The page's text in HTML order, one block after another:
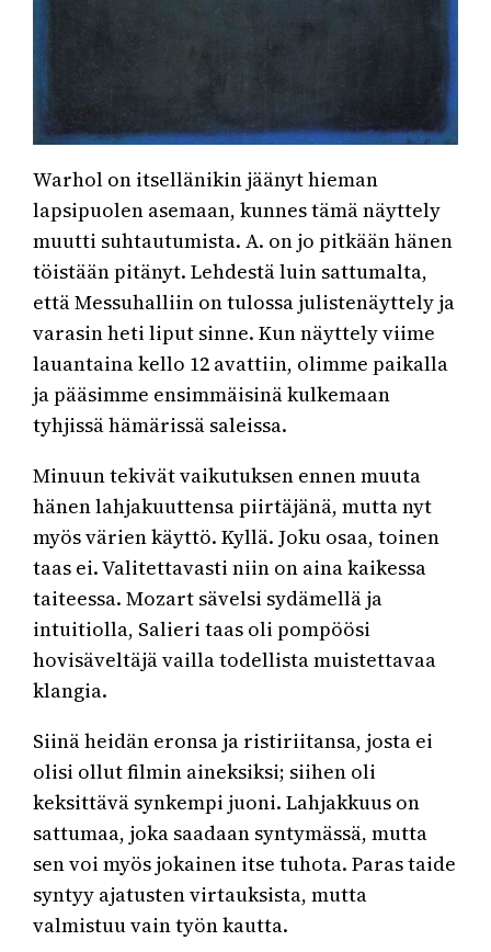
Warhol on itsellänikin jäänyt hieman
lapsipuolen asemaan, kunnes tämä näyttely
muutti suhtautumista. A. on jo pitkään hänen
töistään pitänyt. Lehdestä luin sattumalta,
että Messuhalliin on tulossa julistenäyttely ja
varasin heti liput sinne. Kun näyttely viime
lauantaina kello 12 avattiin, olimme paikalla
ja pääsimme ensimmäisinä kulkemaan
tyhjissä hämärissä saleissa.
Minuun tekivät vaikutuksen ennen muuta
hänen lahjakuuttensa piirtäjänä, mutta nyt
myös värien käyttö. Kyllä. Joku osaa, toinen
taas ei. Valitettavasti niin on aina kaikessa
taiteessa. Mozart sävelsi sydämellä ja
intuitiolla, Salieri taas oli pompöösi
hovisäveltäjä vailla todellista muistettavaa
klangia.
Siinä heidän eronsa ja ristiriitansa, josta ei
olisi ollut filmin aineksiksi; siihen oli
keksittävä synkempi juoni. Lahjakkuus on
sattumaa, joka saadaan syntymässä, mutta
sen voi myös jokainen itse tuhota. Paras taide
syntyy ajatusten virtauksista, mutta
valmistuu vain työn kautta.